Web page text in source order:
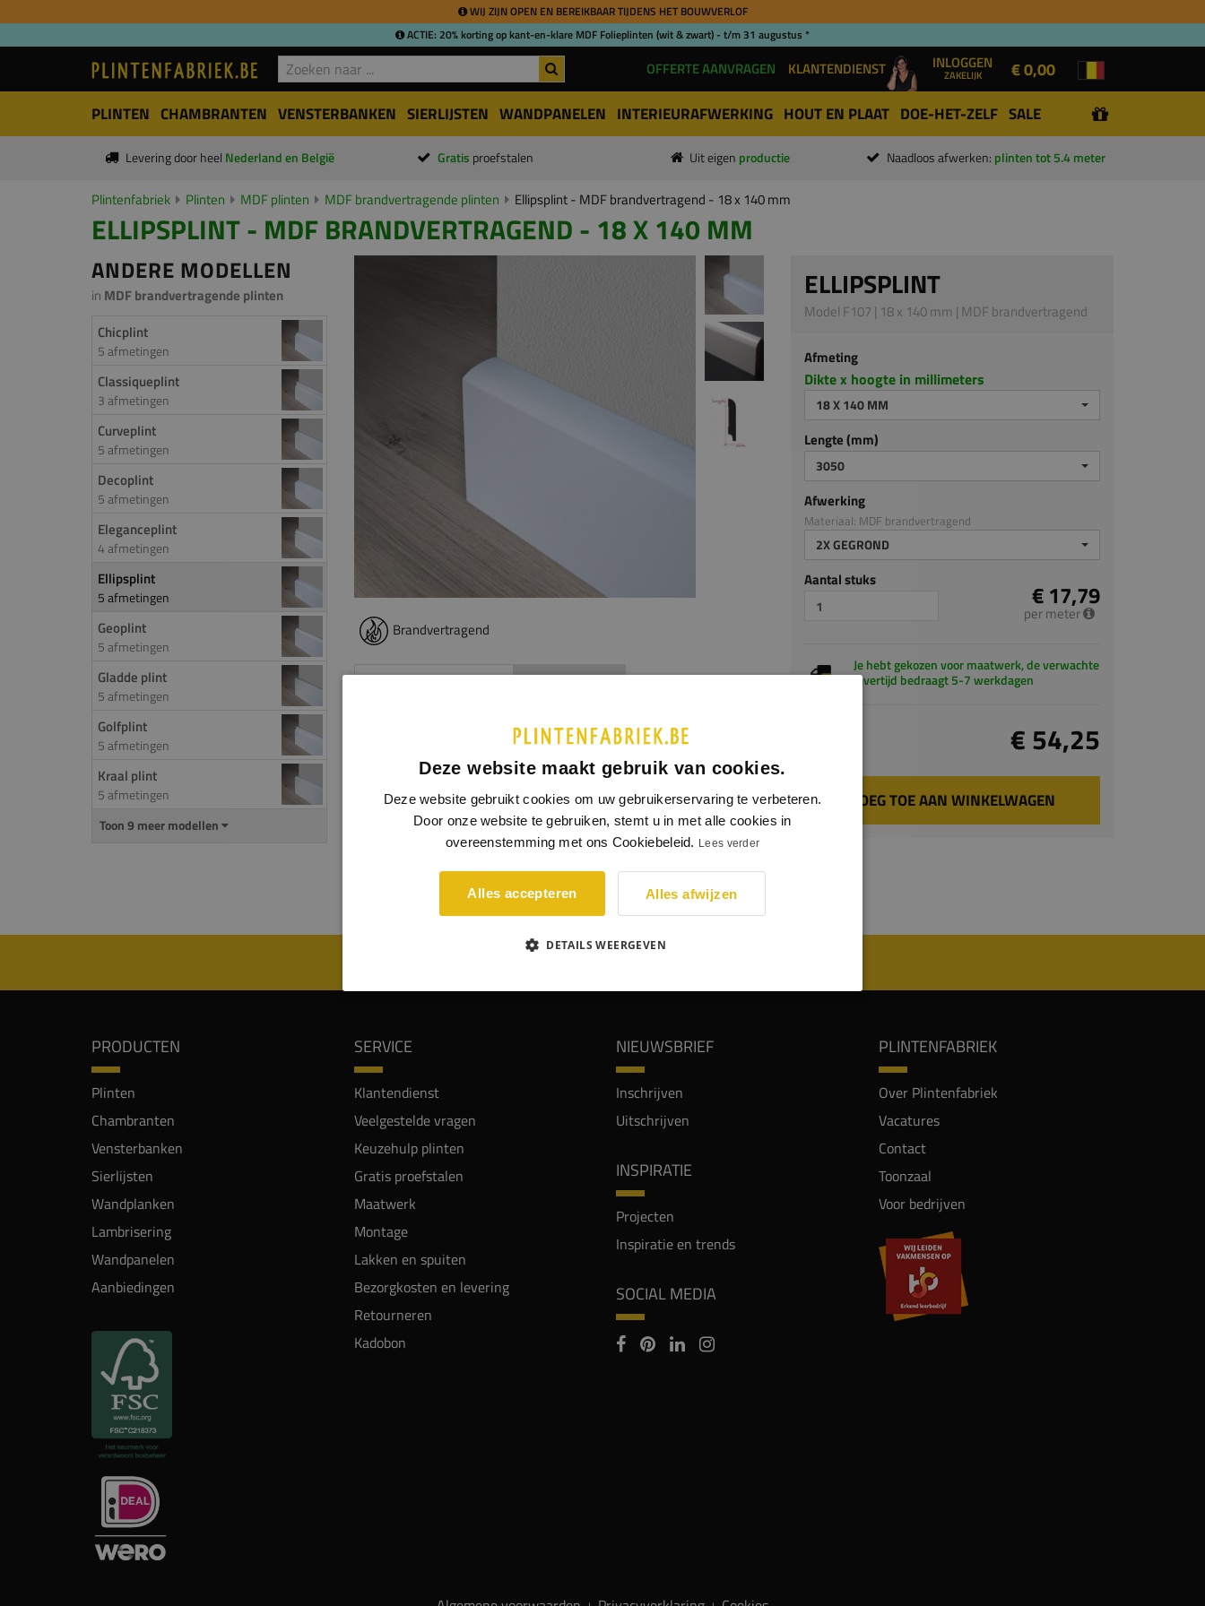
WIJ ZIJN OPEN EN BEREIKBAAR TIJDENS HET BOUWVERLOF
ACTIE: 20% korting op kant-en-klare MDF Folieplinten (wit & zwart) - t/m 31 augustus *
OFFERTE AANVRAGEN KLANTENDIENST INLOGGEN
ZAKELIJK € 0,00
PLINTEN CHAMBRANTEN VENSTERBANKEN SIERLIJSTEN WANDPANELEN INTERIEURAFWERKING HOUT EN PLAAT DOE-HET-ZELF SALE
Levering door heel Nederland en België Gratis proefstalen Uit eigen productie Naadloos afwerken: plinten tot 5.4 meter
Plintenfabriek Plinten MDF plinten MDF brandvertragende plinten Ellipsplint - MDF brandvertragend - 18 x 140 mm
ELLIPSPLINT - MDF BRANDVERTRAGEND - 18 X 140 MM
ANDERE MODELLEN
in MDF brandvertragende plinten
Chicplint
5 afmetingen
Classiqueplint
3 afmetingen
Curveplint
5 afmetingen
Decoplint
5 afmetingen
Eleganceplint
4 afmetingen
Ellipsplint
5 afmetingen
Geoplint
5 afmetingen
Gladde plint
5 afmetingen
Golfplint
5 afmetingen
Kraal plint
5 afmetingen
Toon 9 meer modellen
Brandvertragend
De ellipsplint heeft een volledig afgerond model. Dit model is
hierdoor minder gevoelig voor het vasthouden van vallend stof. De
ellipsplint komt in het klassieke of landelijke interieur het best tot
zijn recht.
Alle plinten met een dikte van 18mm hebben een kabelgoot, hier kunnen
ELLIPSPLINT
Model F107 | 18 x 140 mm | MDF brandvertragend
Afmeting
Dikte x hoogte in millimeters
18 X 140 MM
Lengte (mm)
3050
Afwerking
Materiaal: MDF brandvertragend
2X GEGROND
Aantal stuks € 17,79
per meter
Je hebt gekozen voor maatwerk, de verwachte
levertijd bedraagt 5-7 werkdagen
€ 54,25
VOEG TOE AAN WINKELWAGEN
PRODUCTEN
Plinten
Chambranten
Vensterbanken
Sierlijsten
Wandplanken
Lambrisering
Wandpanelen
Aanbiedingen
SERVICE
Klantendienst
Veelgestelde vragen
Keuzehulp plinten
Gratis proefstalen
Maatwerk
Montage
Lakken en spuiten
Bezorgkosten en levering
Retourneren
Kadobon
NIEUWSBRIEF
Inschrijven
Uitschrijven
INSPIRATIE
Projecten
Inspiratie en trends
SOCIAL MEDIA
PLINTENFABRIEK
Over Plintenfabriek
Vacatures
Contact
Toonzaal
Voor bedrijven
Deze website maakt gebruik van cookies.
Deze website gebruikt cookies om uw gebruikerservaring te verbeteren.
Door onze website te gebruiken, stemt u in met alle cookies in
overeenstemming met ons Cookiebeleid. Lees verder
Alles accepteren Alles afwijzen
DETAILS WEERGEVEN